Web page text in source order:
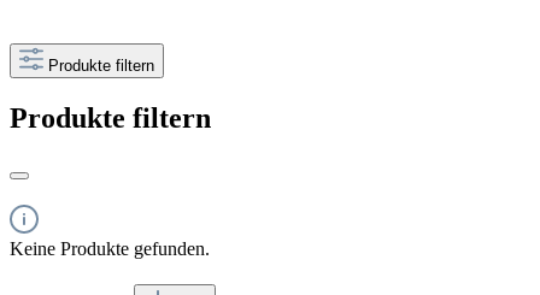
Produkte filtern
Produkte filtern
Keine Produkte gefunden.